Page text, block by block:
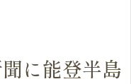
に能登半島